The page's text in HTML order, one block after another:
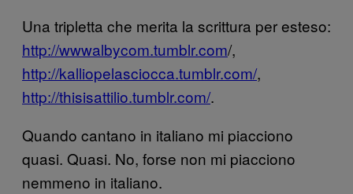
Una tripletta che merita la scrittura per esteso:
http://wwwalbycom.tumblr.com/,
http://kalliopelasciocca.tumblr.com/,
http://thisisattilio.tumblr.com/.
Quando cantano in italiano mi piacciono
quasi. Quasi. No, forse non mi piacciono
nemmeno in italiano.